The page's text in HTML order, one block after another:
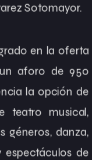
Sotomayor.
en la oferta
aforo de 950
la opción de
teatro musical,
géneros, danza,
espectáculos de